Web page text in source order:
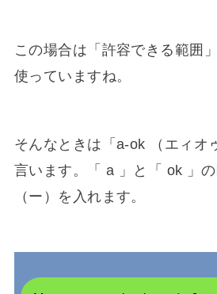
この場合は「許容できる範囲
使っていますね。
そんなときは「a-ok （エィオ
言います。「 a 」と「 ok 」
（ー）を入れます。